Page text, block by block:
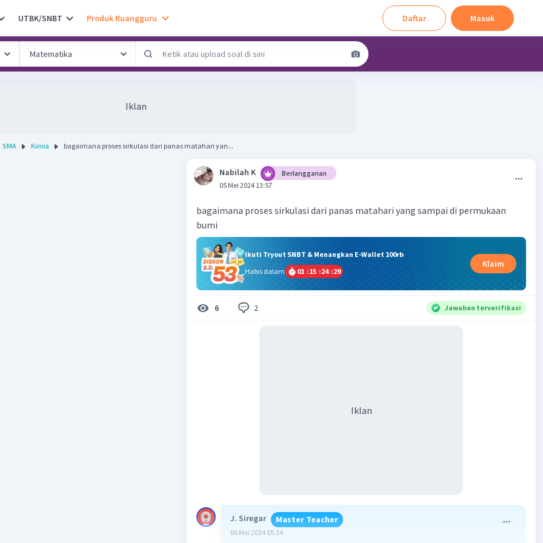
UTBK/SNBT Produk Ruangguru Daftar Masuk
Iklan
SMA Kimia bagaimana proses sirkulasi dari panas matahari yan...
Nabilah K
Berlangganan
05 Mei 2024 13:57
bagaimana proses sirkulasi dari panas matahari yang sampai di permukaan
bumi
Ikuti Tryout SNBT & Menangkan E-Wallet 100rb
Habis dalam
01 :15 :24 :29
Klaim
6 2 Jawaban terverifikasi
Iklan
J. Siregar Master Teacher
06 Mei 2024 05:34